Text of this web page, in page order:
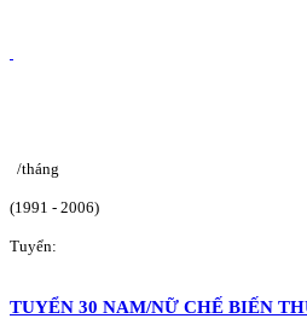
/tháng
(1991 - 2006)
Tuyển:
TUYỂN 30 NAM/NỮ CHẾ BIẾN